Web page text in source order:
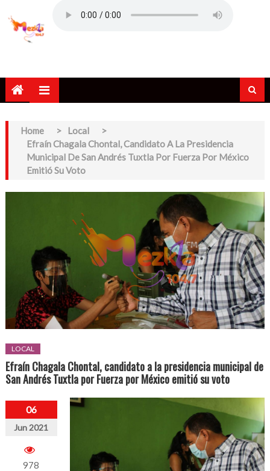
Home > Local
>
Efraín Chagala Chontal, Candidato A La Presidencia
Municipal De San Andrés Tuxtla Por Fuerza Por México
Emitió Su Voto
LOCAL
Efraín Chagala Chontal, candidato a la presidencia municipal de
San Andrés Tuxtla por Fuerza por México emitió su voto
06
Jun 2021
978